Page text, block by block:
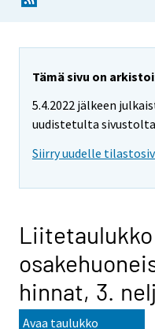
Tämä sivu on
5.4.2022 jälkeen
uudistetulta
Siirry uudelle
Liitetaulukko
hinnat, 3.
Avaa taulukko